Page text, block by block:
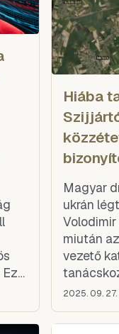
Ezt
a
a
Hiába
Magyar
ukrán
miután
vezető
2025. 09. 27.